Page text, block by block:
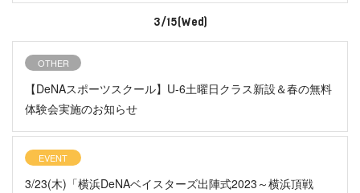
3/15(Wed)
OTHER
【DeNAスポーツスクール】U-6土曜日クラス新設＆春の無料
体験会実施のお知らせ
EVENT
3/23(木)「横浜DeNAベイスターズ出陣式2023～横浜頂戦